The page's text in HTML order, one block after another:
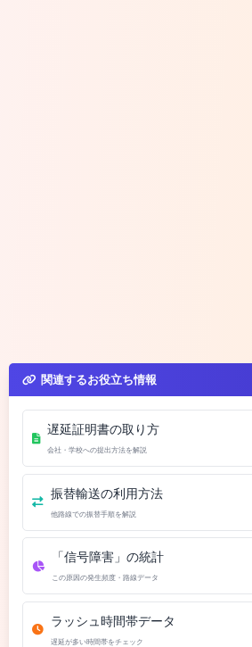
関連するお役立ち情報
遅延証明書の取り方
会社・学校への提出方法を解説
振替輸送の利用方法
他路線での振替手順を解説
「信号障害」の統計
この原因の発生頻度・路線データ
ラッシュ時間帯データ
遅延が多い時間帯をチェック